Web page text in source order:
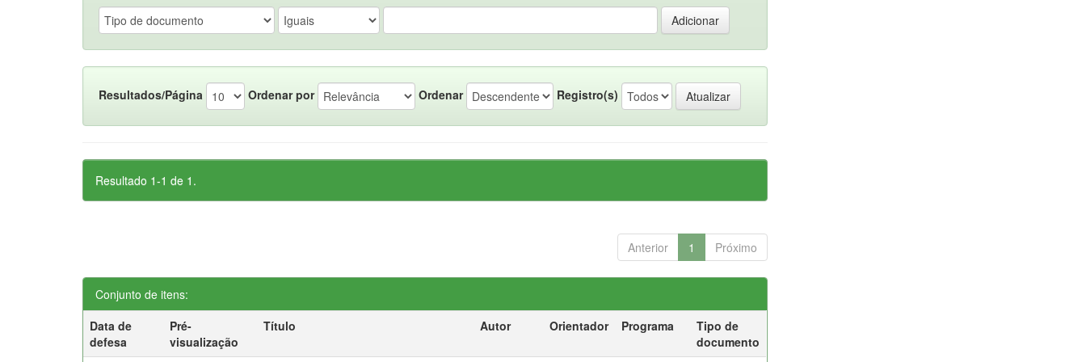
Resultados/Página Ordenar por Ordenar Registro(s)
Resultado 1-1 de 1.
Anterior 1 Próximo
Conjunto de itens:
Data de
defesa
Pré-
visualização
Título Autor Orientador Programa
Tipo de
documento